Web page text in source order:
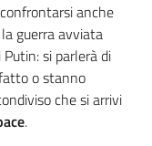
anche
guerra avviata
si parlerà di
o stanno
che si arrivi
.